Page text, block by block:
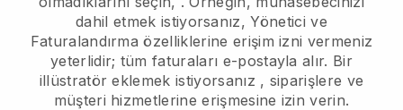
dahil etmek istiyorsanız, Yönetici ve
Faturalandırma özelliklerine erişim izni vermeniz
yeterlidir; tüm faturaları e-postayla alır. Bir
illüstratör eklemek istiyorsanız , siparişlere ve
müşteri hizmetlerine erişmesine izin verin.